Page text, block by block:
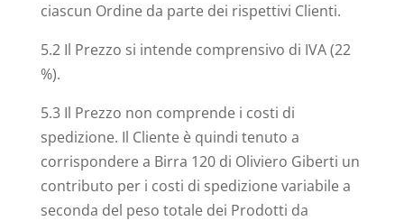
ciascun Ordine da parte dei rispettivi Clienti.
5.2 Il Prezzo si intende comprensivo di IVA (22
%).
5.3 Il Prezzo non comprende i costi di
spedizione. Il Cliente è quindi tenuto a
corrispondere a Birra 120 di Oliviero Giberti un
contributo per i costi di spedizione variabile a
seconda del peso totale dei Prodotti da